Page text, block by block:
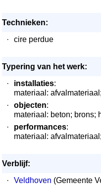
Technieken:
·
cire perdue
Typering van het werk:
·
installaties:
materiaal:
·
objecten:
materiaal: beton; brons;
·
performances:
materiaal:
Verblijf:
·
Veldhoven (Gemeente